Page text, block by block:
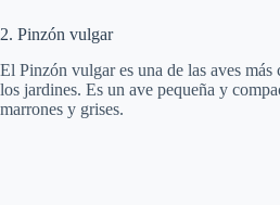
2. Pinzón vulgar
El Pinzón vulgar es una de las aves más
los jardines. Es un ave pequeña y
marrones y grises.